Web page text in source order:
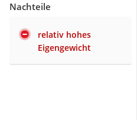
Nachteile
relativ hohes
Eigengewicht